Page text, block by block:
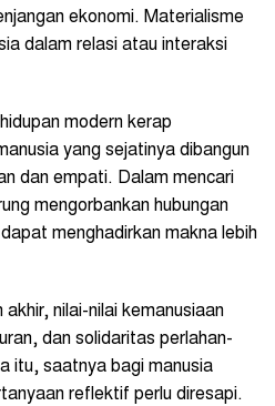
ekonomi. Materialisme
dalam relasi atau interaksi
modern kerap
yang sejatinya dibangun
dan empati. Dalam mencari
mengorbankan hubungan
menghadirkan makna lebih
nilai-nilai kemanusiaan
dan solidaritas perlahan-
itu, saatnya bagi manusia
reflektif perlu diresapi.